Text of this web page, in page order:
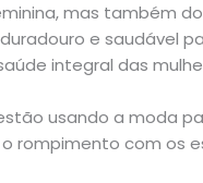
mas também
e saudável
integral das
usando a moda
rompimento com os